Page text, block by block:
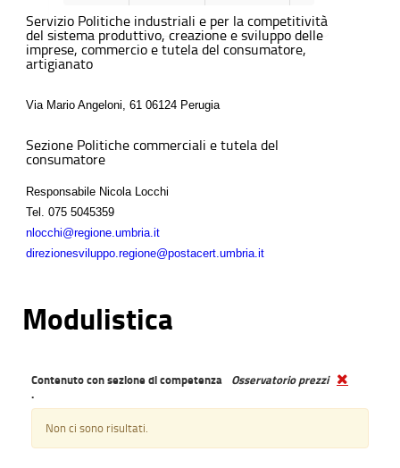
Servizio Politiche industriali e per la competitività
del sistema produttivo, creazione e sviluppo delle
imprese, commercio e tutela del consumatore,
artigianato
Via Mario Angeloni, 61 06124 Perugia
Sezione Politiche commerciali e tutela del
consumatore
Responsabile Nicola Locchi
Tel. 075 5045359
nlocchi@regione.umbria.it
direzionesviluppo.regione@postacert.umbria.it
Modulistica
Contenuto con sezione di competenza
Osservatorio prezzi
.
Non ci sono risultati.